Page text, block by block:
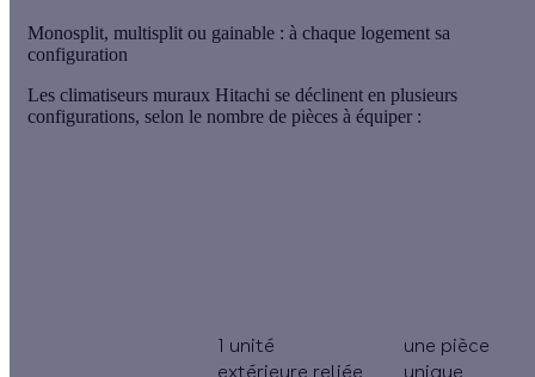
Monosplit, multisplit ou gainable : à chaque logement sa
configuration
Les climatiseurs muraux Hitachi se déclinent en plusieurs
configurations, selon le nombre de pièces à équiper :
1 unité
extérieure reliée
une pièce
unique